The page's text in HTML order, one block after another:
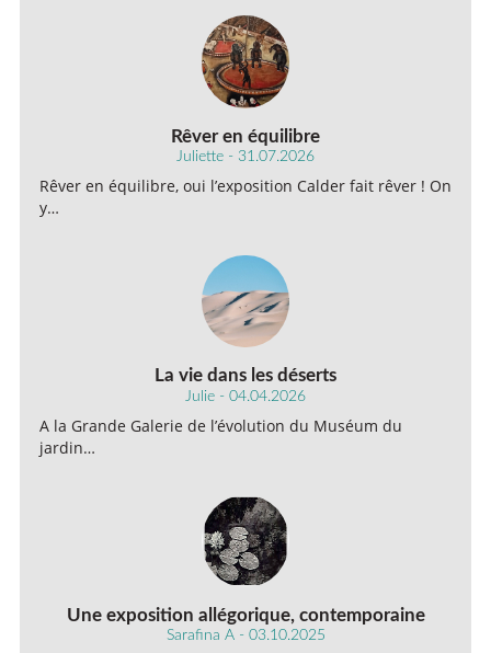
Rêver en équilibre
Juliette - 31.07.2026
Rêver en équilibre, oui l’exposition Calder fait rêver ! On
y…
La vie dans les déserts
Julie - 04.04.2026
A la Grande Galerie de l’évolution du Muséum du
jardin…
Une exposition allégorique, contemporaine
Sarafina A - 03.10.2025